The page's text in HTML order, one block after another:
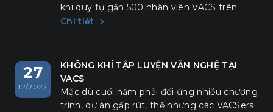
khi quy tụ gần 500 nhân viên VACS trên
khắp cả nước tham dự. Chương trình được
công phu, xuyên suốt khung thời gian tổ
chức. Chính vì vậy, dù bỏ lỡ bất kì phút giây
nào đều vô cùng đáng tiếc.
Chi tiết
27
12/2022
KHÔNG KHÍ TẬP LUYỆN VĂN NGHỆ TẠI
VACS
Mặc dù cuối năm phải đối ứng nhiều chương
trình, dự án gấp rút, thế nhưng các VACSers